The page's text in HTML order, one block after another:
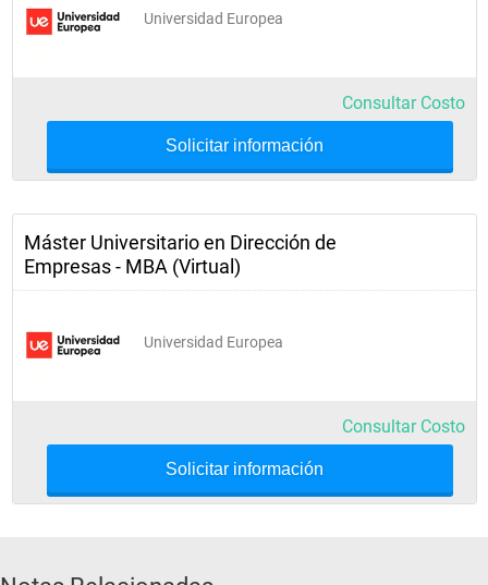
Universidad Europea
Consultar Costo
Solicitar información
Máster Universitario en Dirección de
Empresas - MBA (Virtual)
Universidad Europea
Consultar Costo
Solicitar información